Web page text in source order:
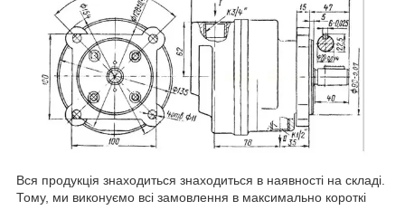
Вся продукція знаходиться знаходиться в наявності на складі.
Тому, ми виконуємо всі замовлення в максимально короткі